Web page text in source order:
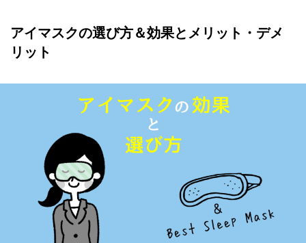
アイマスクの選び方＆効果とメリット・デメ
リット